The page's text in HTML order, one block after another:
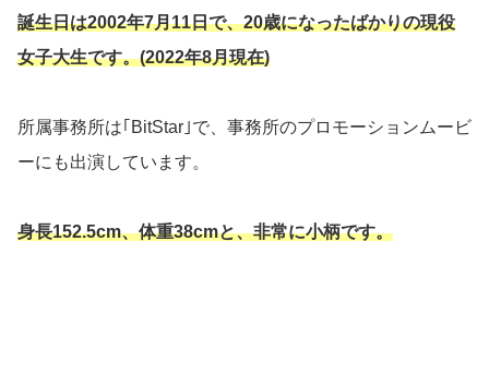
誕生日は2002年7月11日で、20歳になったばかりの現役
女子大生です。(2022年8月現在)
所属事務所は｢BitStar｣で、事務所のプロモーションムービ
ーにも出演しています。
身長152.5cm、体重38cmと、非常に小柄です。